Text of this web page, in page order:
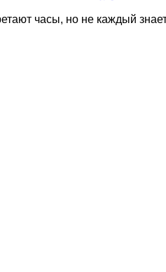
часы, но не каждый